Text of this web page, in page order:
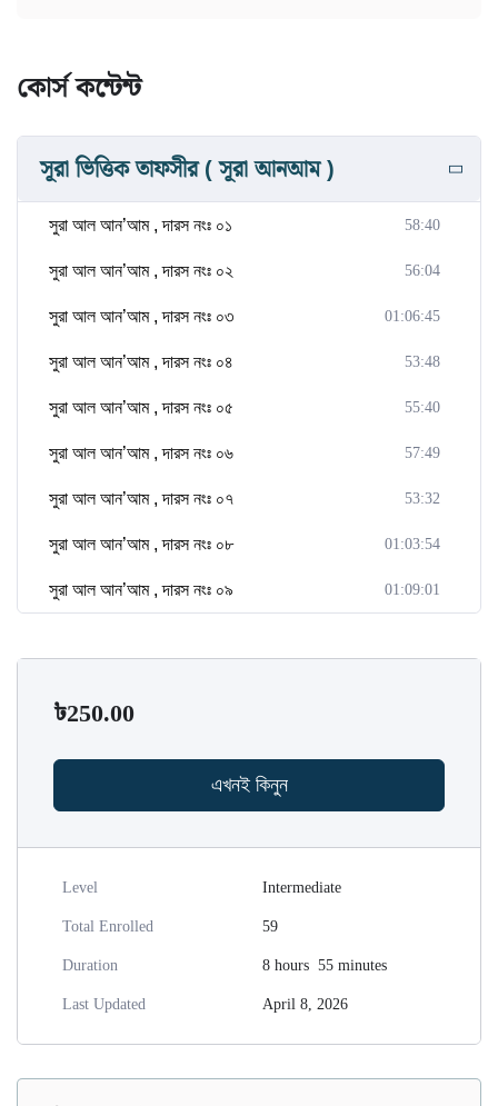
কোর্স কন্টেন্ট
সূরা ভিত্তিক তাফসীর ( সূরা আনআম )
সুরা আল আন’আম , দারস নংঃ ০১ 58:40
সুরা আল আন’আম , দারস নংঃ ০২ 56:04
সুরা আল আন’আম , দারস নংঃ ০৩ 01:06:45
সুরা আল আন’আম , দারস নংঃ ০৪ 53:48
সুরা আল আন’আম , দারস নংঃ ০৫ 55:40
সুরা আল আন’আম , দারস নংঃ ০৬ 57:49
সুরা আল আন’আম , দারস নংঃ ০৭ 53:32
সুরা আল আন’আম , দারস নংঃ ০৮ 01:03:54
সুরা আল আন’আম , দারস নংঃ ০৯ 01:09:01
৳250.00
এখনই কিনুন
Level Intermediate
Total Enrolled 59
Duration 8 hours 55 minutes
Last Updated April 8, 2026